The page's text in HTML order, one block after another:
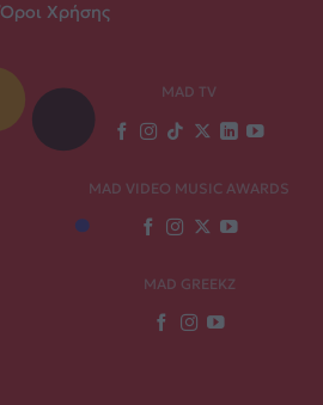
Όροι Χρήσης
MAD TV
MAD VIDEO MUSIC AWARDS
MAD GREEKZ